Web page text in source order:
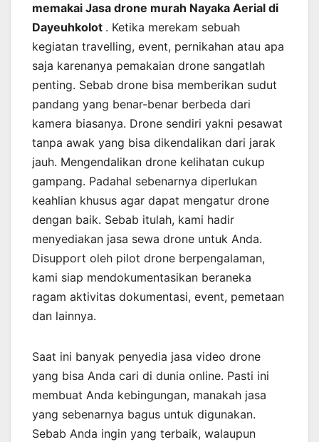
memakai Jasa drone murah Nayaka Aerial di
Dayeuhkolot . Ketika merekam sebuah
kegiatan travelling, event, pernikahan atau apa
saja karenanya pemakaian drone sangatlah
penting. Sebab drone bisa memberikan sudut
pandang yang benar-benar berbeda dari
kamera biasanya. Drone sendiri yakni pesawat
tanpa awak yang bisa dikendalikan dari jarak
jauh. Mengendalikan drone kelihatan cukup
gampang. Padahal sebenarnya diperlukan
keahlian khusus agar dapat mengatur drone
dengan baik. Sebab itulah, kami hadir
menyediakan jasa sewa drone untuk Anda.
Disupport oleh pilot drone berpengalaman,
kami siap mendokumentasikan beraneka
ragam aktivitas dokumentasi, event, pemetaan
dan lainnya.
Saat ini banyak penyedia jasa video drone
yang bisa Anda cari di dunia online. Pasti ini
membuat Anda kebingungan, manakah jasa
yang sebenarnya bagus untuk digunakan.
Sebab Anda ingin yang terbaik, walaupun